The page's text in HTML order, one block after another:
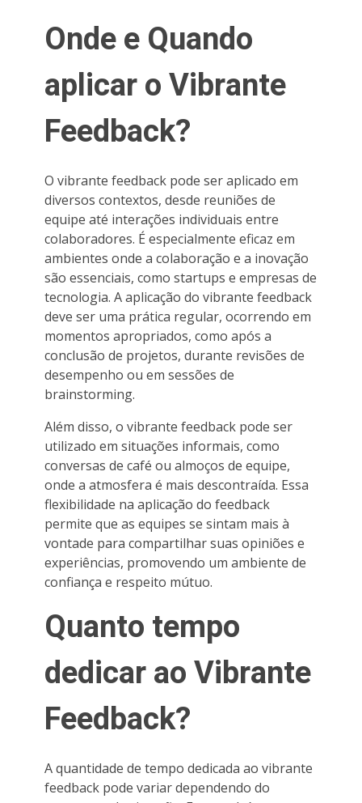
Onde e Quando
aplicar o Vibrante
Feedback?
O vibrante feedback pode ser aplicado em
diversos contextos, desde reuniões de
equipe até interações individuais entre
colaboradores. É especialmente eficaz em
ambientes onde a colaboração e a inovação
são essenciais, como startups e empresas de
tecnologia. A aplicação do vibrante feedback
deve ser uma prática regular, ocorrendo em
momentos apropriados, como após a
conclusão de projetos, durante revisões de
desempenho ou em sessões de
brainstorming.
Além disso, o vibrante feedback pode ser
utilizado em situações informais, como
conversas de café ou almoços de equipe,
onde a atmosfera é mais descontraída. Essa
flexibilidade na aplicação do feedback
permite que as equipes se sintam mais à
vontade para compartilhar suas opiniões e
experiências, promovendo um ambiente de
confiança e respeito mútuo.
Quanto tempo
dedicar ao Vibrante
Feedback?
A quantidade de tempo dedicada ao vibrante
feedback pode variar dependendo do